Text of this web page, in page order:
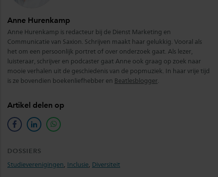
Anne Hurenkamp
Anne Hurenkamp is redacteur bij de Dienst Marketing en
Communicatie van Saxion. Schrijven maakt haar gelukkig. Vooral als
het om een persoonlijk portret of over onderzoek gaat. Als lezer,
luisteraar, schrijver en podcaster gaat Anne ook graag op zoek naar
mooie verhalen uit de geschiedenis van de popmuziek. In haar vrije tijd
is ze bovendien boekenliefhebber en Beatlesblogger
Artikel delen op
facebooklinkedinwhatsapp
DOSSIERS
Studieverenigingen Inclusie Diversiteit